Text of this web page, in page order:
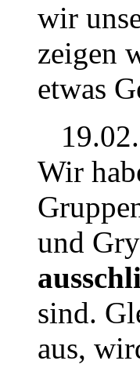
wir
zeigen
etwas
Wir
und
sind.
aus,